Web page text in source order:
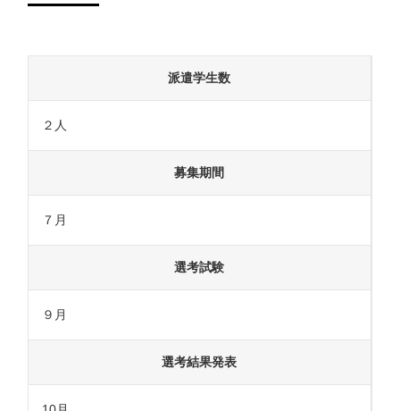
派遣学生数
２人
募集期間
７月
選考試験
９月
選考結果発表